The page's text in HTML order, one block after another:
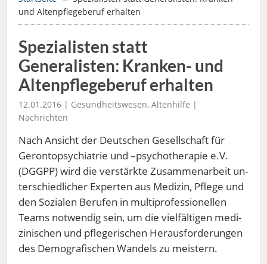
und Altenpflegeberuf erhalten
Spezialisten statt
Generalisten: Kranken- und
Altenpflegeberuf erhalten
12.01.2016 | Gesundheitswesen, Altenhilfe |
Nachrichten
Nach Ansicht der Deutschen Gesellschaft für
Gerontopsychiatrie und –psychotherapie e.V.
(DGGPP) wird die verstärkte Zusammenarbeit un-
terschiedlicher Experten aus Medizin, Pflege und
den Sozialen Berufen in multiprofessionellen
Teams notwendig sein, um die vielfältigen medi-
zinischen und pflegerischen Herausforderungen
des Demografischen Wandels zu meistern.